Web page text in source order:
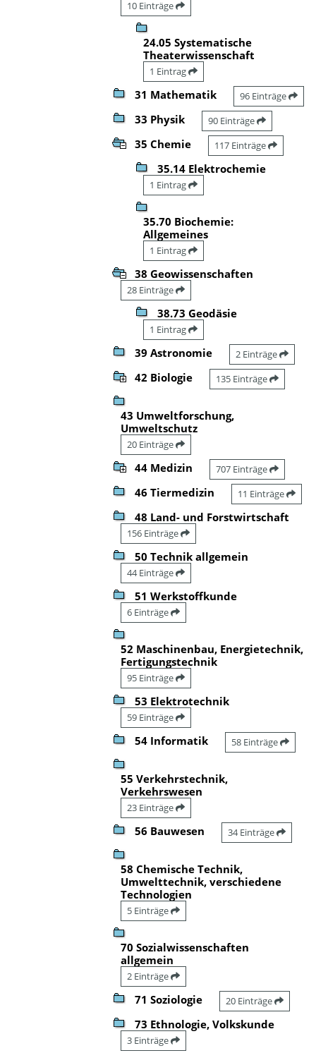
10 Einträge
24.05 Systematische
Theaterwissenschaft
1 Eintrag
31 Mathematik 96 Einträge
33 Physik 90 Einträge
35 Chemie 117 Einträge
35.14 Elektrochemie
1 Eintrag
35.70 Biochemie:
Allgemeines
1 Eintrag
38 Geowissenschaften
28 Einträge
38.73 Geodäsie
1 Eintrag
39 Astronomie 2 Einträge
42 Biologie 135 Einträge
43 Umweltforschung,
Umweltschutz
20 Einträge
44 Medizin 707 Einträge
46 Tiermedizin 11 Einträge
48 Land- und Forstwirtschaft
156 Einträge
50 Technik allgemein
44 Einträge
51 Werkstoffkunde
6 Einträge
52 Maschinenbau, Energietechnik,
Fertigungstechnik
95 Einträge
53 Elektrotechnik
59 Einträge
54 Informatik 58 Einträge
55 Verkehrstechnik,
Verkehrswesen
23 Einträge
56 Bauwesen 34 Einträge
58 Chemische Technik,
Umwelttechnik, verschiedene
Technologien
5 Einträge
70 Sozialwissenschaften
allgemein
2 Einträge
71 Soziologie 20 Einträge
73 Ethnologie, Volkskunde
3 Einträge